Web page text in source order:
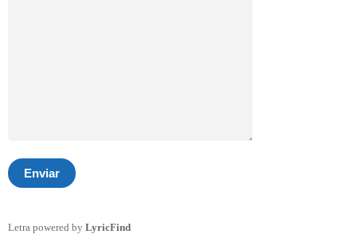
Letra powered by LyricFind